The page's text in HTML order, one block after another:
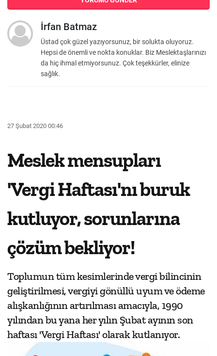
İrfan Batmaz
Üstad çok güzel yazıyorsunuz, bir solukta oluyoruz.
Hepsi de önemli ve nokta konuklar. Biz Meslektaşlarınızı
da hiç ihmal etmiyorsunuz. Çok teşekkürler, elinize
sağlık.
27 Şubat 2020 00:46
Meslek mensupları
'Vergi Haftası'nı buruk
kutluyor, sorunlarına
çözüm bekliyor!
Toplumun tüm kesimlerinde vergi bilincinin
geliştirilmesi, vergiyi gönüllü uyum ve ödeme
alışkanlığının artırılması amacıyla, 1990
yılından bu yana her yılın Şubat ayının son
haftası 'Vergi Haftası' olarak kutlanıyor.